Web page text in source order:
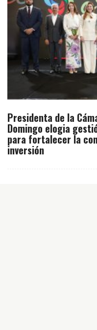
Presidenta de la
Domingo elogia
para fortalecer la
inversión